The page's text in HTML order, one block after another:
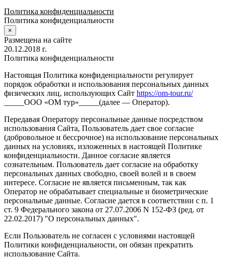
Политика конфиденциальности
Политика конфиденциальности
×
Размещена на сайте
20.12.2018 г.
Политика конфиденциальности
Настоящая Политика конфиденциальности регулирует
порядок обработки и использования персональных данных
физических лиц, использующих Сайт https://om-tour.ru/
_____ООО «ОМ тур»_____(далее — Оператор).
Передавая Оператору персональные данные посредством
использования Сайта, Пользователь дает свое согласие
(добровольное и бессрочное) на использование персональных
данных на условиях, изложенных в настоящей Политике
конфиденциальности. Данное согласие является
сознательным. Пользователь дает согласие на обработку
персональных данных свободно, своей волей и в своем
интересе. Согласие не является письменным, так как
Оператор не обрабатывает специальные и биометрические
персональные данные. Согласие дается в соответствии с п. 1
ст. 9 Федерального закона от 27.07.2006 N 152-ФЗ (ред. от
22.02.2017) "О персональных данных".
Если Пользователь не согласен с условиями настоящей
Политики конфиденциальности, он обязан прекратить
использование Сайта.